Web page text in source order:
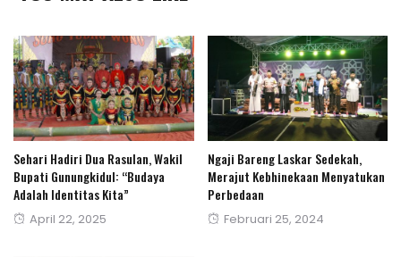
Sehari Hadiri Dua Rasulan, Wakil
Bupati Gunungkidul: “Budaya
Adalah Identitas Kita”
Posted
April 22, 2025
Ngaji Bareng Laskar Sedekah,
Merajut Kebhinekaan Menyatukan
Perbedaan
Posted
Februari 25, 2024